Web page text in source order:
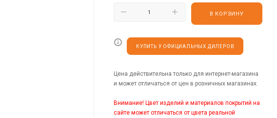
В КОРЗИНУ
КУПИТЬ У ОФИЦИАЛЬНЫХ ДИЛЕРОВ
Цена действительна только для интернет-магазина
и может отличаться от цен в розничных магазинах.
Внимание! Цвет изделий и материалов покрытий на
сайте может отличаться от цвета реальной